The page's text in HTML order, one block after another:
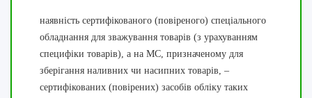
наявність сертифікованого (повіреного) спеціального
обладнання для зважування товарів (з урахуванням
специфіки товарів), а на МС, призначеному для
зберігання наливних чи насипних товарів, –
сертифікованих (повірених) засобів обліку таких